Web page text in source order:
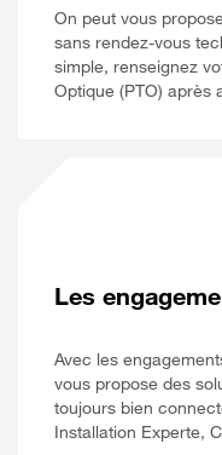
On peut vous
sans rendez-vous
simple, renseignez
Optique (PTO) après
Les
Avec les
vous propose des
toujours bien
Installation Experte,